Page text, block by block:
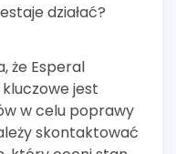
działać?
że Esperal
jest
w celu poprawy
skontaktować